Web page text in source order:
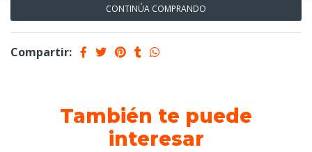
CONTINÚA COMPRANDO
Compartir:
También te puede
interesar